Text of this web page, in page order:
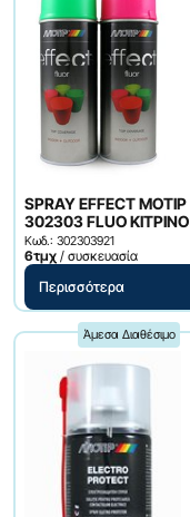
SPRAY EFFECT MOTIP
302303 FLUO ΚΙΤΡΙΝΟ
Κωδ.: 302303921
6τμχ / συσκευασία
Περισσότερα
Άμεσα Διαθέσιμο